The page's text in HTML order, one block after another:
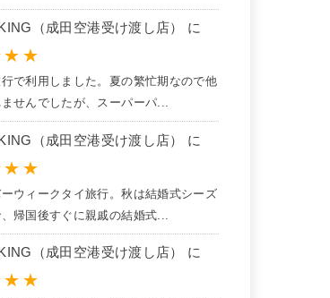
（成田空港受け渡し店） に
★ ★
で利用しました。夏の繁忙期なので他
せんでしたが、スーパーパ...
（成田空港受け渡し店） に
★ ★
ウィークタイ旅行。秋は結婚式シーズ
帰国後すぐに親戚の結婚式...
（成田空港受け渡し店） に
★ ★